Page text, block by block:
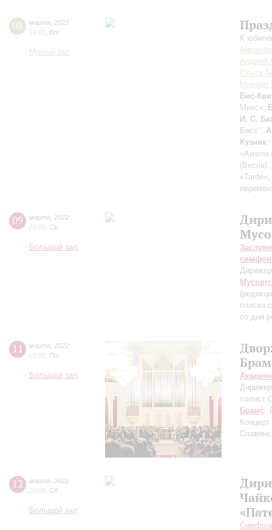
08 марта
2022
19:00 Вт
Малый зал
К
Андрей
Ольга
Михаил
Бис-
Микс»;
И. С.
Бесс";
Кузняк:
«Амели
«Tarde»;
09 марта
2022
20:00 Ср
Большой зал
пляски
со дня
11 марта
2022
20:00 Пт
Большой зал
солист
Брамс:
12 марта
2022
20:00 Сб
Большой зал